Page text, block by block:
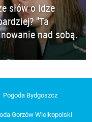
słów o Idze
"Ta
nad sobą.
Pogoda Bydgoszcz
Gorzów Wielkopolski